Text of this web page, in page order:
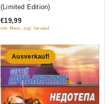
5
(Limited Edition)
€19,99
inkl. Mwst., zzgl. Versand
Ausverkauf!